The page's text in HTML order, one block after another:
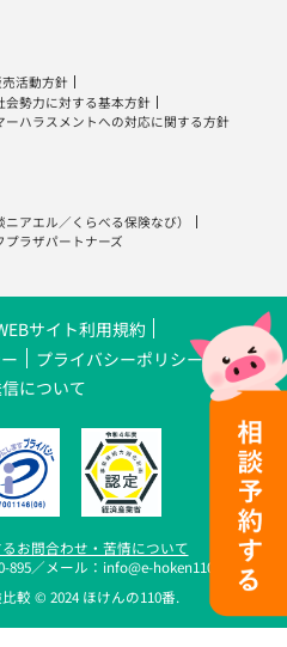
活動方針
会勢力に対する基本方針
ーハラスメントへの対応に関する方針
ニアエル ／ くらべる保険なび）
プラザパートナーズ
サイト利用規約
プライバシーポリシー
について
お問合わせ・苦情について
895／メール：info@e-hoken110.com
較 © 2024 ほけんの110番.